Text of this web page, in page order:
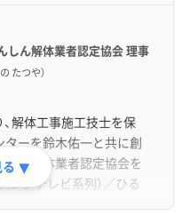
しん解体業者認定協会 理事
たつや）
解体工事施工技士を保
ーを鈴木佑一と共に創
ん解体業者認定協会を
フジテレビ系列）／ひる
▼